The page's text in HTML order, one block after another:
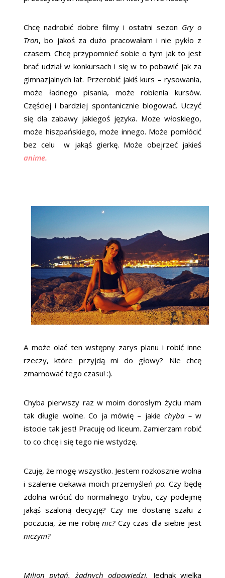
Chcę nadrobić dobre filmy i ostatni sezon Gry o
Tron, bo jakoś za dużo pracowałam i nie pykło z
czasem. Chcę przypomnieć sobie o tym jak to jest
brać udział w konkursach i się w to pobawić jak za
gimnazjalnych lat. Przerobić jakiś kurs – rysowania,
może ładnego pisania, może robienia kursów.
Częściej i bardziej spontanicznie blogować. Uczyć
się dla zabawy jakiegoś języka. Może włoskiego,
może hiszpańskiego, może innego. Może pomłócić
bez celu w jakąś gierkę. Może obejrzeć jakieś
anime.
A może olać ten wstępny zarys planu i robić inne
rzeczy, które przyjdą mi do głowy? Nie chcę
zmarnować tego czasu! :).
Chyba pierwszy raz w moim dorosłym życiu mam
tak długie wolne. Co ja mówię – jakiechyba –w
istocie tak jest! Pracuję od liceum. Zamierzam robić
to co chcę i się tego nie wstydzę.
Czuję, że mogę wszystko. Jestem rozkosznie wolna
i szalenie ciekawa moich przemyśleń po.Czy będę
zdolna wrócić do normalnego trybu, czy podejmę
jakąś szaloną decyzję? Czy nie dostanę szału z
poczucia, że nie robięnic?Czy czas dla siebie jest
niczym?
Milion pytań, żadnych odpowiedzi. Jednak wielka